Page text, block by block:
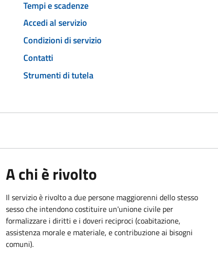
Tempi e scadenze
Accedi al servizio
Condizioni di servizio
Contatti
Strumenti di tutela
A chi è rivolto
Il servizio è rivolto a due persone maggiorenni dello stesso
sesso che intendono costituire un'unione civile per
formalizzare i diritti e i doveri reciproci (coabitazione,
assistenza morale e materiale, e contribuzione ai bisogni
comuni).